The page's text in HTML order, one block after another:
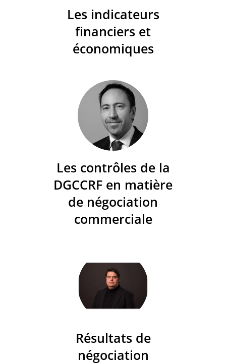
Les indicateurs
financiers et
économiques
Les contrôles de la
DGCCRF en matière
de négociation
commerciale
Résultats de
négociation